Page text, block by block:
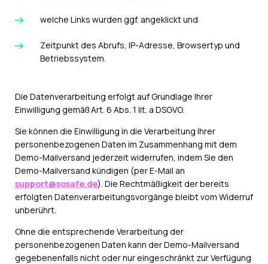
welche Links wurden ggf. angeklickt und
Zeitpunkt des Abrufs, IP-Adresse, Browsertyp und
Betriebssystem.
Die Datenverarbeitung erfolgt auf Grundlage Ihrer
Einwilligung gemäß Art. 6 Abs. 1 lit. a DSGVO.
Sie können die Einwilligung in die Verarbeitung Ihrer
personenbezogenen Daten im Zusammenhang mit dem
Demo-Mailversand jederzeit widerrufen, indem Sie den
Demo-Mailversand kündigen (per E-Mail an
support@sosafe.de). Die Rechtmäßigkeit der bereits
erfolgten Datenverarbeitungsvorgänge bleibt vom Widerruf
unberührt.
Ohne die entsprechende Verarbeitung der
personenbezogenen Daten kann der Demo-Mailversand
gegebenenfalls nicht oder nur eingeschränkt zur Verfügung